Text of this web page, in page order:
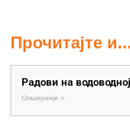
Прочитајте и...
Радови на
Опширније »